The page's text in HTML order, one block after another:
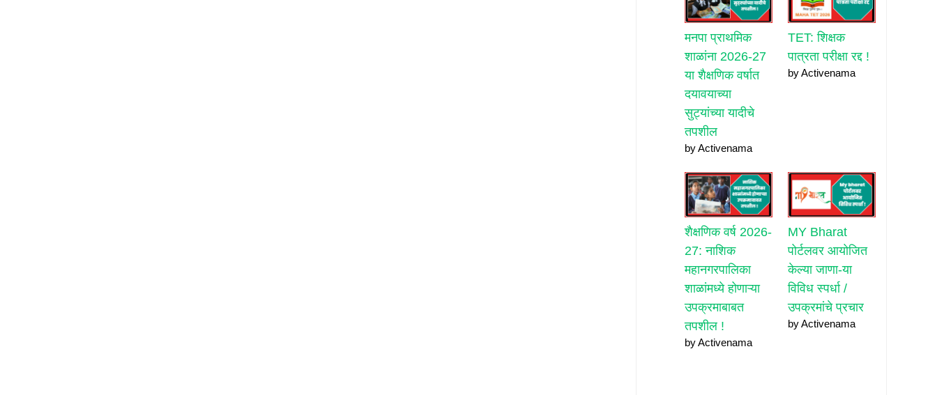
मनपा प्राथमिक
शाळांना 2026-27
या शैक्षणिक वर्षात
दयावयाच्या
सुट्यांच्या यादीचे
तपशील
by Activenama
TET: शिक्षक
पात्रता परीक्षा रद्द !
by Activenama
शैक्षणिक वर्ष 2026-
27: नाशिक
महानगरपालिका
शाळांमध्ये होणाऱ्या
उपक्रमाबाबत
तपशील !
by Activenama
MY Bharat
पोर्टलवर आयोजित
केल्या जाणा-या
विविध स्पर्धा /
उपक्रमांचे प्रचार
by Activenama